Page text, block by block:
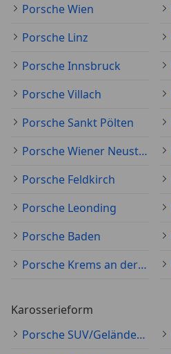
Porsche Wien
Porsche Linz
Porsche Innsbruck
Porsche Villach
Porsche Sankt Pölten
Porsche Wiener Neustadt
Porsche Feldkirch
Porsche Leonding
Porsche Baden
Porsche Krems an der Donau
Karosserieform
Porsche SUV/Geländewagen/Pickup